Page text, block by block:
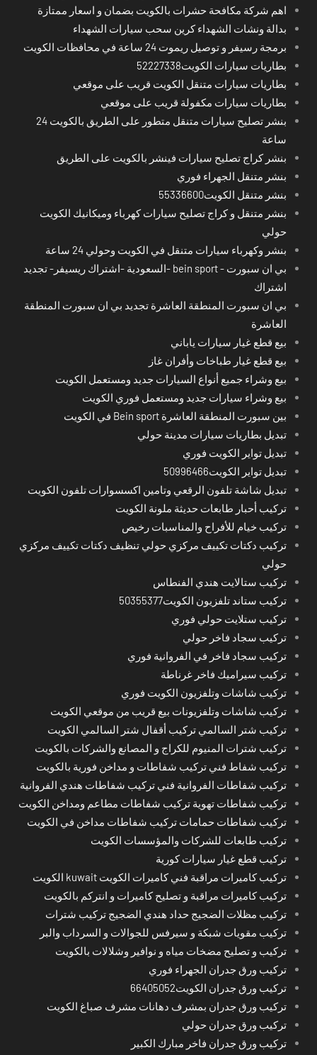
اهم شركة مكافحة حشرات بالكويت بضمان و اسعار ممتازة
بدالة ونشات الشهداء كرين سحب سيارات الشهداء
برمجة رسيفر و توصيل ريموت 24 ساعة في محافظات الكويت
بطاريات سيارات الكويت52227338
بطاريات سيارات متنقل الكويت قريب على موقعي
بطاريات سيارات مكفولة قريب على موقعي
بنشر تصليح سيارات متنقل متطور على الطريق بالكويت 24
ساعة
بنشر كراج تصليح سيارات فينشر بالكويت على الطريق
بنشر متنقل الجهراء فوري
بنشر متنقل الكويت55336600
بنشر متنقل و كراج تصليح سيارات كهرباء وميكانيك الكويت
حولي
بنشر وكهرباء سيارات متنقل في الكويت وحولي 24 ساعة
بي ان سبورت - bein sport -السعودية -اشتراك ريسيفر- تجديد
اشتراك
بي ان سبورت المنطقة العاشرة تجديد بي ان سبورت المنطقة
العاشرة
بيع قطع غيار سيارات ياباني
بيع قطع غيار طباخات وأفران غاز
بيع وشراء جميع أنواع السيارات جديد ومستعمل الكويت
بيع وشراء سيارات جديد ومستعمل فوري الكويت
بين سبورت المنطقة العاشرة Bein sport في الكويت
تبديل بطاريات سيارات مدينة حولي
تبديل تواير الكويت فوري
تبديل تواير الكويت50996466
تبديل شاشة تلفون الرقعي وتامين اكسسوارات تلفون الكويت
تركيب أحبار طابعات حديثة ملونة الكويت
تركيب خيام للأفراح والمناسبات رخيص
تركيب دكتات تكييف مركزي حولي تنظيف دكتات تكييف مركزي
حولي
تركيب ستالايت هندي الفنطاس
تركيب ستاند تلفزيون الكويت50355377
تركيب ستلايت حولي فوري
تركيب سجاد فاخر حولي
تركيب سجاد فاخر في الفروانية فوري
تركيب سيراميك فاخر غرناطة
تركيب شاشات وتلفزيون الكويت فوري
تركيب شاشات وتلفزيونات بيع قريب من موقعي الكويت
تركيب شتر السالمي تركيب أقفال شتر السالمي الكويت
تركيب شترات المنيوم للكراج و المصانع والشركات بالكويت
تركيب شفاط فني تركيب شفاطات و مداخن فورية بالكويت
تركيب شفاطات الفروانية فني تركيب شفاطات هندي الفروانية
تركيب شفاطات تهوية تركيب شفاطات مطاعم ومداخن الكويت
تركيب شفاطات حمامات تركيب شفاطات مداخن في الكويت
تركيب طابعات للشركات والمؤسسات الكويت
تركيب قطع غيار سيارات كورية
تركيب كاميرات مراقبة فني كاميرات الكويت kuwait الكويت
تركيب كاميرات مراقبة و تصليح كاميرات و انتركم بالكويت
تركيب مظلات الضجيج حداد هندي الضجيج تركيب شترات
تركيب مقويات شبكة و سيرفس للجوالات و السرداب والبر
تركيب و تصليح مضخات مياه و نوافير وشلالات بالكويت
تركيب ورق جدران الجهراء فوري
تركيب ورق جدران الكويت66405052
تركيب ورق جدران بمشرف دهانات مشرف صباغ الكويت
تركيب ورق جدران حولي
تركيب ورق جدران فاخر مبارك الكبير